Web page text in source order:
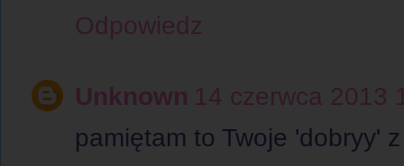
Odpowiedz
Unknown 14 czerwca 2013
pamiętam to Twoje 'dobryy'